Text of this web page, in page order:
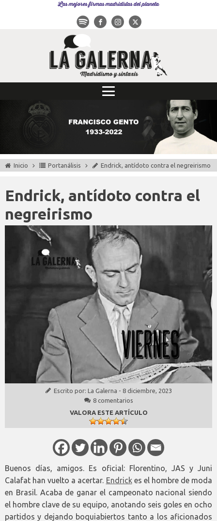
Las mejores firmas madridistas del planeta
Inicio Portanálisis Endrick, antídoto contra el negreirismo
Endrick, antídoto contra el
negreirismo
Escrito por: La Galerna - 8 diciembre, 2023
8 comentarios
VALORA ESTE ARTÍCULO
Buenos días, amigos. Es oficial: Florentino, JAS y Juni
Calafat han vuelto a acertar. Endrickes el hombre de moda
en Brasil. Acaba de ganar el campeonato nacional siendo
el hombre clave de su equipo, anotando seis goles en ocho
partidos y dejando boquiabiertos tanto a los aficionados